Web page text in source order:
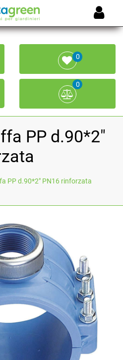
0
0
PP d.90*2"
PP d.90*2" PN16 rinforzata